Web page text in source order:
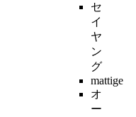
セ
イ
ヤ
ン
グ
mattige
オ
ー